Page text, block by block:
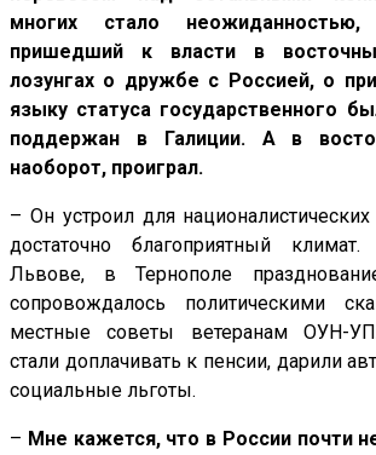
многих стало
пришедший к власти в
лозунгах о дружбе с Россией, о
языку статуса государственного
поддержан в Галиции. А в
наоборот, проиграл.
– Он устроил для
достаточно благоприятный
Львове, в Тернополе
сопровождалось политическими
местные советы ветеранам ОУН-
стали доплачивать к пенсии, дарили
социальные льготы.
– Мне кажется, что в России почти